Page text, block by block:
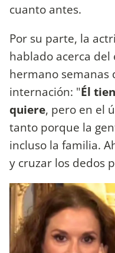
cuanto antes.
Por su parte, la
hablado acerca del
hermano semanas
internación: "Él
quiere, pero en el
tanto porque la
incluso la familia.
y cruzar los dedos